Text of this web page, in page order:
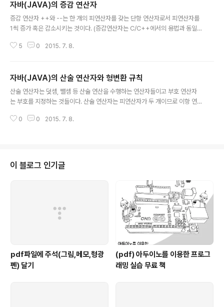
자바(JAVA)의 증감 연산자
증감 연산자 ++와 --는 한 개의 피연산자를 갖는 단항 연산자로서 피연산자를
1씩 증가 혹은 감소시키는 것이다. (증감연산자는 C/C++에서의 용법과 동일
수 있으나 주로 정수형 변수에 사용된다. int ia = 10;ia++; // ia = ia + 1 과 같
는 매우 자주 쓰이는 연산자이지만 잘못 사용한 경우에는 발견하기 힘든 오류을
발생시킬 수 있으므로 주의해서 사용해야 한다. [표 1] 증감 연산자의 종류와 용
법형식의미++xx를 먼저 1증가시킨 후 그..
5 0 2015. 7. 8.
자바(JAVA)의 산술 연산자와 형변환 규칙
산술 연산자는 덧셈, 뺄셈 등 산술 연산을 수행하는 연산자들이고 부호 연산자
는 부호를 지정하는 것들이다. 산술 연산자는 피연산자가 두 개이므로 이항 연
연산자는 다음과 같은 것들이 있다. [표 1] 산술 연산자기호기능용례+덧셈/부
id, ie;ic = 1a + ib;id = ia – ib;ie = ia * ib; dou..
0 0 2015. 7. 8.
이 블로그 인기글
pdf파일에 주석(그림,메모,형광
펜) 달기
(pdf) 아두이노를 이용한 프로그
래밍 실습 무료 책